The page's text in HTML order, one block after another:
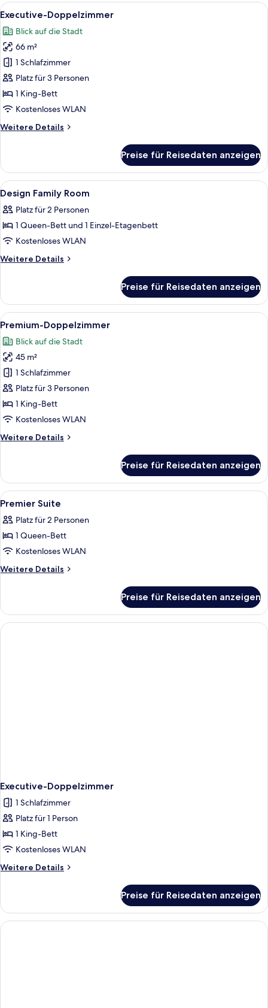
Schlafzimmer
Alle
Fotos
für
Executive-
Doppelzimmer
anzeigen
Ein Hotelzimmer mit einem großen
9
Executive-Doppelzimmer
Blick auf die Stadt
66 m²
1 Schlafzimmer
Platz für 3 Personen
1 King-Bett
Kostenloses WLAN
Weitere Details
Weitere
Doppelzimmer
Preise für Reisedaten anzeigen
Alle
Fotos
für
Design
Family
Room
Ein modernes Hotelzimmer mit
12
Design Family Room
Platz für 2 Personen
1 Queen-Bett und 1 Einzel-Etagenbett
Kostenloses WLAN
Weitere Details
Weitere
Family
Room
Preise für Reisedaten anzeigen
Alle
Fotos
für
Premium-
Doppelzimmer
anzeigen
Ein modernes Hotelzimmer mit
3
Premium-Doppelzimmer
Blick auf die Stadt
45 m²
1 Schlafzimmer
Platz für 3 Personen
1 King-Bett
Kostenloses WLAN
Weitere Details
Weitere
Doppelzimmer
Preise für Reisedaten anzeigen
Alle
Fotos
für
Premier
Suite
anzeigen
Zimmersafe, Schreibtisch,
3
Premier Suite
Platz für 2 Personen
1 Queen-Bett
Kostenloses WLAN
Weitere Details
Weitere
Suite
Preise für Reisedaten anzeigen
Executive-Doppelzimmer
1 Schlafzimmer
Platz für 1 Person
1 King-Bett
Kostenloses WLAN
Weitere Details
Weitere
Doppelzimmer
Preise für Reisedaten anzeigen